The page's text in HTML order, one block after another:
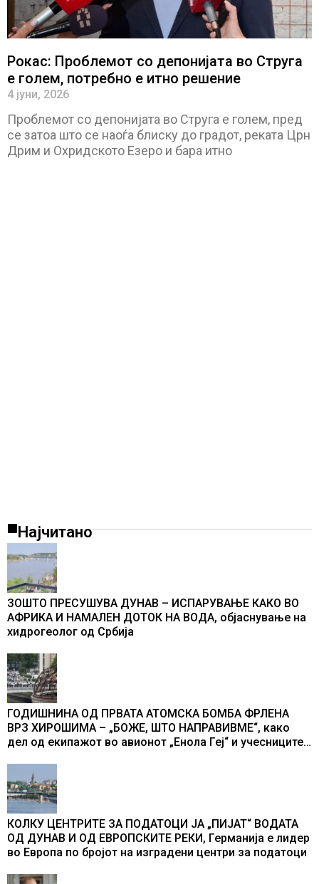
Рокас: Проблемот со депонијата во Струга
е голем, потребно е итно решение
4 јуни, 2026
Проблемот со депонијата во Струга е голем, пред
се затоа што се наоѓа блиску до градот, реката Црн
Дрим и Охридското Езеро и бара итно
Најчитано
ЗОШТО ПРЕСУШУВА ДУНАВ – ИСПАРУВАЊЕ КАКО ВО
АФРИКА И НАМАЛЕН ДОТОК НА ВОДА, објаснување на
хидрогеолог од Србија
ГОДИШНИНА ОД ПРВАТА АТОМСКА БОМБА ФРЛЕНА
ВРЗ ХИРОШИМА – „БОЖЕ, ШТО НАПРАВИВМЕ“, како
дел од екипажот во авионот „Енола Геј“ и учесниците
промени текот на историјата
КОЛКУ ЦЕНТРИТЕ ЗА ПОДАТОЦИ ЈА „ПИЈАТ“ ВОДАТА
ОД ДУНАВ И ОД ЕВРОПСКИТЕ РЕКИ, Германија е лидер
во Европа по бројот на изградени центри за податоци